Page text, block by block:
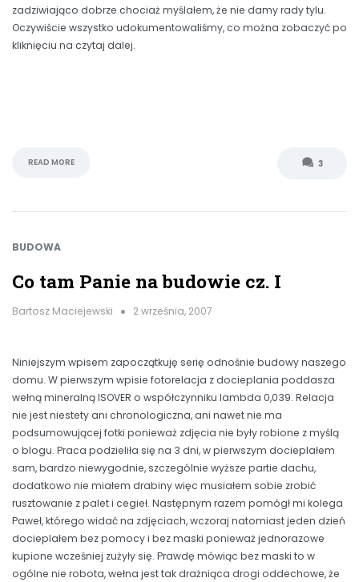
zadziwiająco dobrze chociaż myślałem, że nie damy rady tylu.
Oczywiście wszystko udokumentowaliśmy, co można zobaczyć po
kliknięciu na czytaj dalej.
READ MORE 3
BUDOWA
Co tam Panie na budowie cz. I
Bartosz Maciejewski 2 września, 2007
Niniejszym wpisem zapoczątkuję serię odnośnie budowy naszego
domu. W pierwszym wpisie fotorelacja z docieplania poddasza
wełną mineralną ISOVER o współczynniku lambda 0,039. Relacja
nie jest niestety ani chronologiczna, ani nawet nie ma
podsumowującej fotki ponieważ zdjęcia nie były robione z myślą
o blogu. Praca podzieliła się na 3 dni, w pierwszym docieplałem
sam, bardzo niewygodnie, szczególnie wyższe partie dachu,
dodatkowo nie miałem drabiny więc musiałem sobie zrobić
rusztowanie z palet i cegieł. Następnym razem pomógł mi kolega
Paweł, którego widać na zdjęciach, wczoraj natomiast jeden dzień
docieplałem bez pomocy i bez maski ponieważ jednorazowe
kupione wcześniej zużyły się. Prawdę mówiąc bez maski to w
ogólne nie robota, wełna jest tak drażniąca drogi oddechowe, że